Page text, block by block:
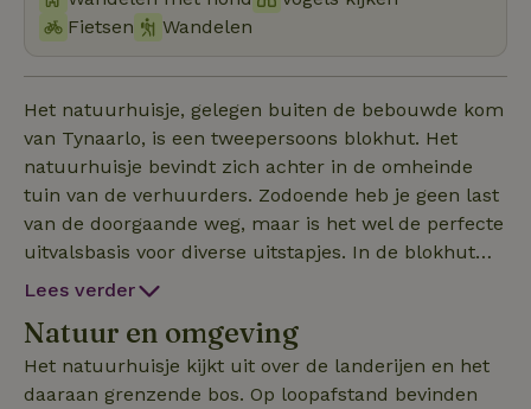
Fietsen
Wandelen
Het natuurhuisje, gelegen buiten de bebouwde kom
van Tynaarlo, is een tweepersoons blokhut. Het
natuurhuisje bevindt zich achter in de omheinde
tuin van de verhuurders. Zodoende heb je geen last
van de doorgaande weg, maar is het wel de perfecte
uitvalsbasis voor diverse uitstapjes. In de blokhut
bevindt zich een open, eenvoudige keuken, een
badkamer met toilet en douche. Op het erf zijn de
kinderen, honden (golden retrievers), katten en
kippen van de verhuurders. Jouw eigen huisdier is
Lees verder
Natuur en omgeving
Het natuurhuisje kijkt uit over de landerijen en het
daaraan grenzende bos. Op loopafstand bevinden